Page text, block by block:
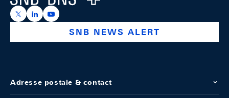
https://x.com/snb_bns
https://ch.linkedin.com/company/swiss-national-
https://www.youtube.com/@swissnationalbank
SNB NEWS ALERT
Adresse postale & contact